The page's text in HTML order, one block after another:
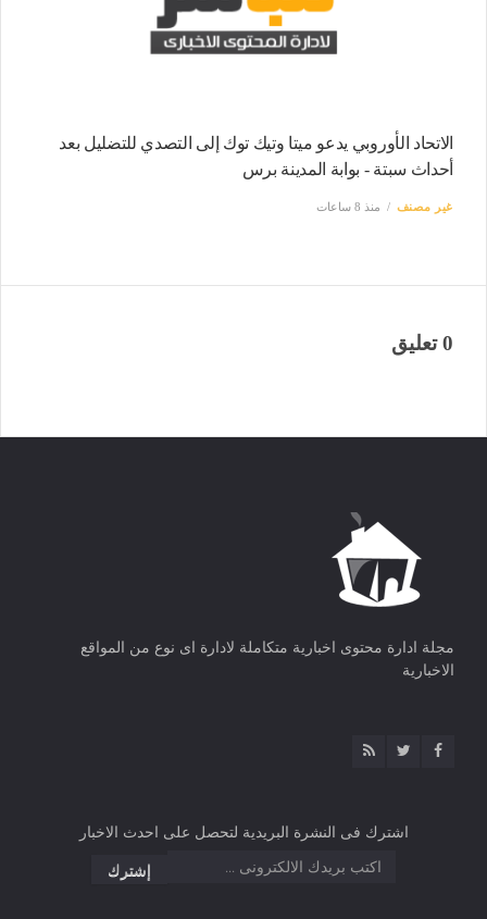
الاتحاد الأوروبي يدعو ميتا وتيك توك إلى التصدي للتضليل بعد
أحداث سبتة - بوابة المدينة برس
غير مصنف منذ 8 ساعات
0 تعليق
مجلة ادارة محتوى اخبارية متكاملة لادارة اى نوع من المواقع
الاخبارية
اشترك فى النشرة البريدية لتحصل على احدث الاخبار